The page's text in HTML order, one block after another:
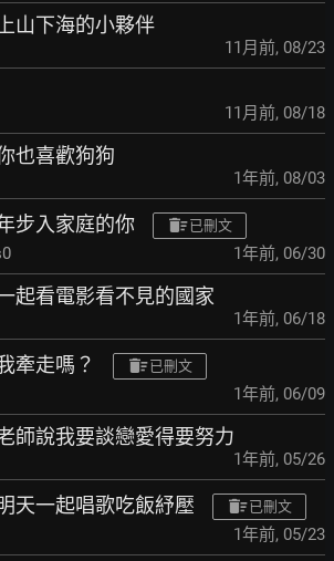
山下海的小夥伴
11月前, 08/23
11月前, 08/18
也喜歡狗狗
1年前, 08/03
步入家庭的你 已刪文
1年前, 06/30
起看電影看不見的國家
1年前, 06/18
牽走嗎？ 已刪文
1年前, 06/09
師說我要談戀愛得要努力
1年前, 05/26
天一起唱歌吃飯紓壓 已刪文
1年前, 05/23